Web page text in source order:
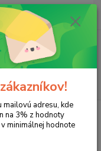
Hľadať
ks
za 0,00 EUR
PC 760
adresu, kde
na 3% z hodnoty
minimálnej hodnote